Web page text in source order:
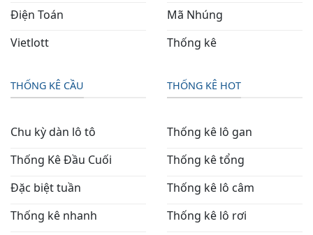
Điện Toán
Vietlott
Mã Nhúng
Thống kê
THỐNG KÊ CẦU
Chu kỳ dàn lô tô
Thống Kê Đầu Cuối
Đặc biệt tuần
Thống kê nhanh
THỐNG KÊ HOT
Thống kê lô gan
Thống kê tổng
Thống kê lô câm
Thống kê lô rơi